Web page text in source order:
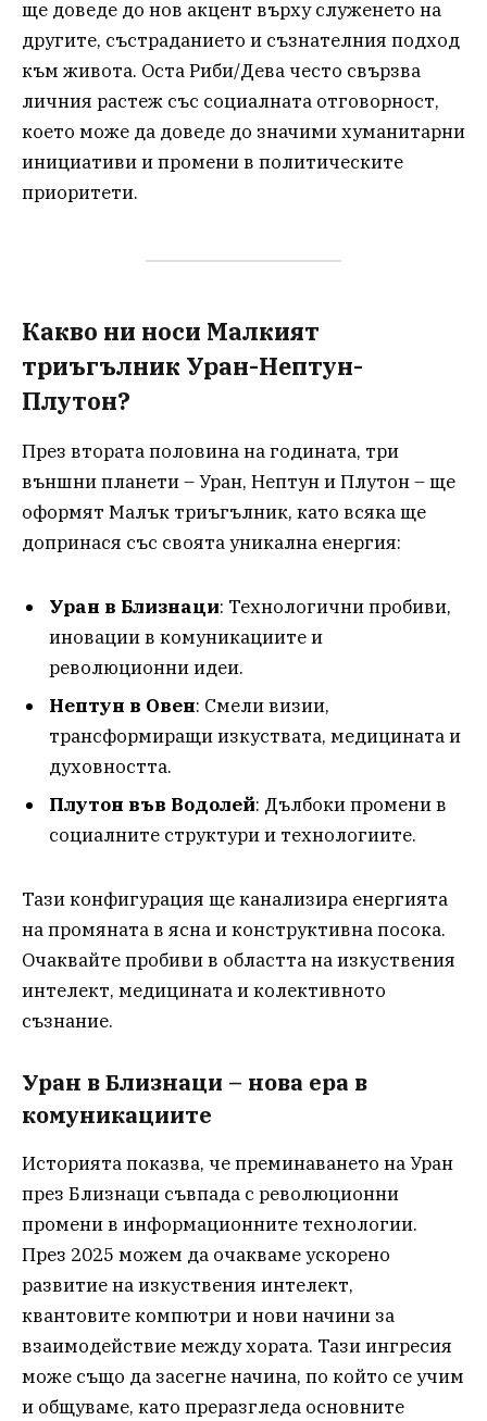
ще доведе до нов акцент върху служенето на
другите, състраданието и съзнателния подход
към живота. Оста Риби/Дева често свързва
личния растеж със социалната отговорност,
което може да доведе до значими хуманитарни
инициативи и промени в политическите
приоритети.
Какво ни носи Малкият
триъгълник Уран-Нептун-
Плутон?
През втората половина на годината, три
външни планети – Уран, Нептун и Плутон – ще
оформят Малък триъгълник, като всяка ще
допринася със своята уникална енергия:
Уран в Близнаци: Технологични пробиви,
иновации в комуникациите и
революционни идеи.
Нептун в Овен: Смели визии,
трансформиращи изкуствата, медицината и
духовността.
Плутон във Водолей: Дълбоки промени в
социалните структури и технологиите.
Тази конфигурация ще канализира енергията
на промяната в ясна и конструктивна посока.
Очаквайте пробиви в областта на изкуствения
интелект, медицината и колективното
съзнание.
Уран в Близнаци – нова ера в
комуникациите
Историята показва, че преминаването на Уран
през Близнаци съвпада с революционни
промени в информационните технологии.
През 2025 можем да очакваме ускорено
развитие на изкуствения интелект,
квантовите компютри и нови начини за
взаимодействие между хората. Тази ингресия
може също да засегне начина, по който се учим
и общуваме, като преразгледа основните